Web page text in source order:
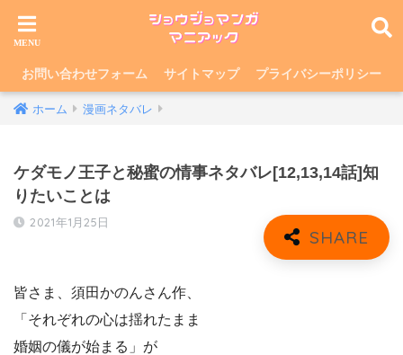
お問い合わせフォーム サイトマップ プライバシーポリシー
ホーム 漫画ネタバレ
ケダモノ王子と秘蜜の情事ネタバレ[12,13,14話]知
りたいことは
2021年1月25日
皆さま、須田かのんさん作、
「それぞれの心は揺れたまま
婚姻の儀が始まる」が